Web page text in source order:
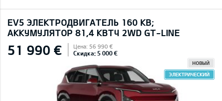
EV5 ЭЛЕКТРОДВИГАТЕЛЬ 160 КВ;
AККУМУЛЯТОР 81,4 КВТЧ 2WD GT-LINE
51 990 € Цена: 56 990 €
Скидка: 5 000 €
НОВЫЙ
ЭЛЕКТРИЧЕСКИЙ